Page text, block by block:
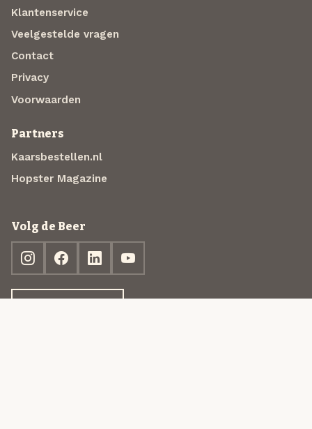
Klantenservice
Veelgestelde vragen
Contact
Privacy
Voorwaarden
Partners
Kaarsbestellen.nl
Hopster Magazine
Volg de Beer